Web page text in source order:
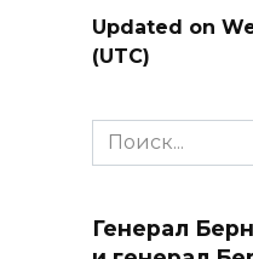
Updated on
(UTC)
Search
for:
Генерал